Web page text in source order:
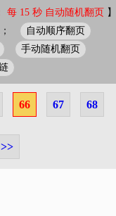
每 15 秒 自动随机翻页 】
自动顺序翻页
手动随机翻页
66 67 68
>>